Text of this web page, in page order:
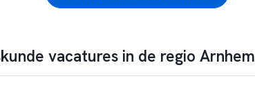
vacatures in de regio Arnhem